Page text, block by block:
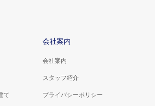
て
会社案内
会社案内
スタッフ紹介
プライバシーポリシー